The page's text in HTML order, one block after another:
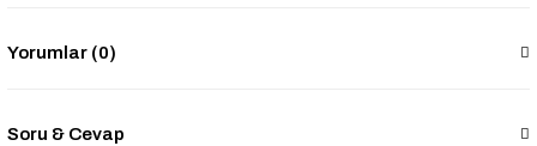
Yorumlar (0)
Soru & Cevap